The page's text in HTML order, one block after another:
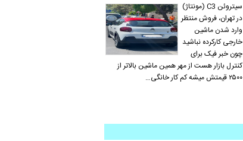
سیتروئن C3 (مونتاژ)
در تهران، فروش منتظر
وارد شدن ماشین
خارجی کارکرده نباشید
چون خبر فیک برای
کنترل بازار هست از مهر همین ماشین بالاتر از
۲۵۰۰ قیمتش میشه کم کار خانگی‌…